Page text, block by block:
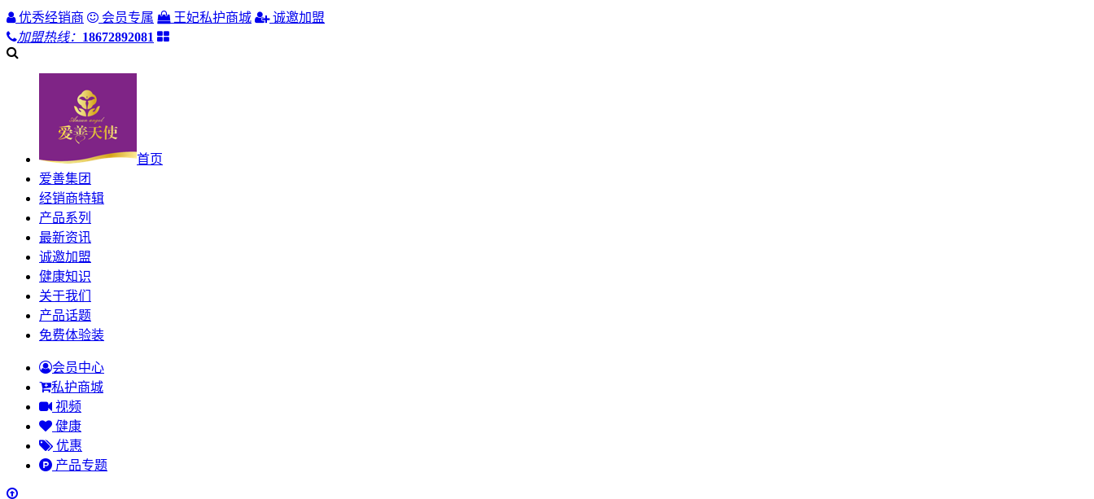
优秀经销商 会员专属 王妃私护商城
诚邀加盟
加盟热线： 18672892081
首页
爱善集团
经销商特辑
产品系列
最新资讯
诚邀加盟
健康知识
关于我们
产品话题
免费体验装
会员中心
私护商城
视频
健康
优惠
产品专题